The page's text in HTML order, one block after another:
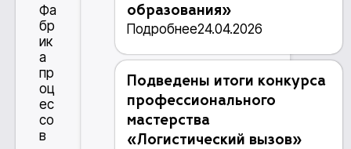
Фа
бр
ик
а
пр
оц
ес
со
в
образования»
Подробнее24.04.2026
Подведены итоги конкурса
профессионального
мастерства
«Логистический вызов»